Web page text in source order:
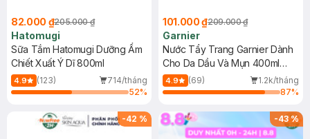
82.000 ₫205.000 ₫
Hatomugi
Sữa Tắm Hatomugi Dưỡng Ẩm
Chiết Xuất Ý Dĩ 800ml
4.9 (123)
714/tháng
52%
101.000 ₫209.000 ₫
Garnier
Nước Tẩy Trang Garnier Dành
Cho Da Dầu Và Mụn 400ml
(Mới)
4.9 (69)
1.2k/tháng
87%
-42 % -43%